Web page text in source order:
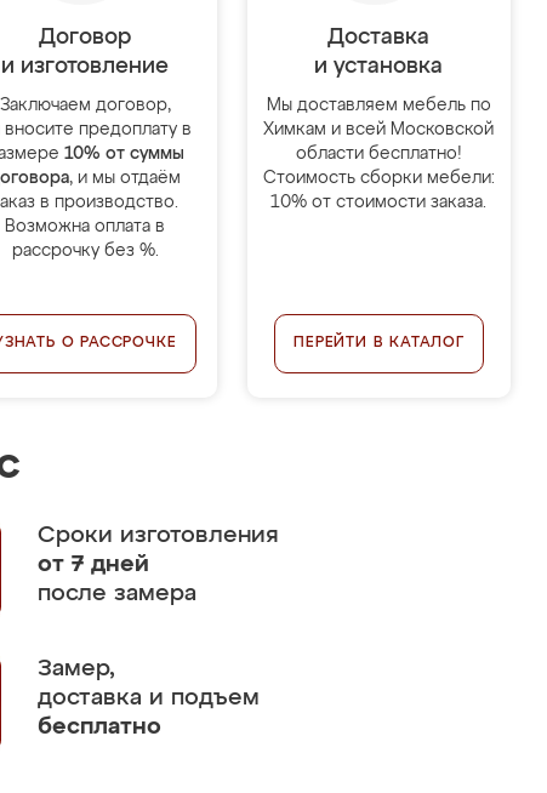
Договор
и изготовление
Заключаем договор,
вносите предоплату в
10% от суммы
, и мы отдаём
в производство.
Возможна оплата в
рассрочку без %.
О РАССРОЧКЕ
Доставка
и установка
Мы доставляем мебель по
Химкам и всей Московской
области бесплатно!
Стоимость сборки мебели:
10% от стоимости заказа.
ПЕРЕЙТИ В КАТАЛОГ
Сроки изготовления
от 7 дней
после замера
Замер,
доставка и подъем
бесплатно